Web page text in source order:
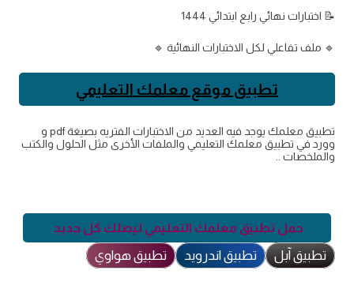
📝 اختبارات نهائي رابع ابتدائي 1444
🔹️ ملف تفاعلي لكل الاختبارات النهائية 🔹️
تطبيق موقع معلمك التعليمي
تطبيق معلمك يوجد فيه العديد من الاختبارات الفتريه بصيغة pdf و
وورد في تطبيق معلمك التعليمي والملفات الأخرى مثل الحلول والكتب
والملخصات ..
حمل تطبيق معلمك التعليمي ليصلك كل جديد
تطبيق آبل تطبيق اندرويد تطبيق هواوي